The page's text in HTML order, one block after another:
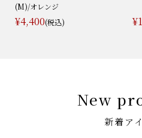
(M)/オレンジ
¥4,400(税込)
New
新着ア